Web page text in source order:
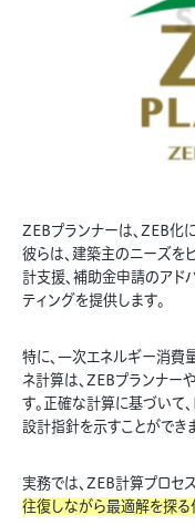
ZEBプランナーは、ZEB化
彼らは、建築主のニーズを
計支援、補助金申請のアド
ティングを提供します。
特に、一次エネルギー消
ネ計算は、ZEBプランナー
す。正確な計算に基づいて
設計指針を示すことができ
実務では、ZEB計算プロセ
往復しながら最適解を探る